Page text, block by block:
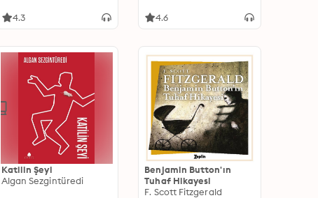
4.3 4.6
Katilin Şeyi
Algan Sezgintüredi
Benjamin Button'ın
Tuhaf Hikayesi
F. Scott Fitzgerald